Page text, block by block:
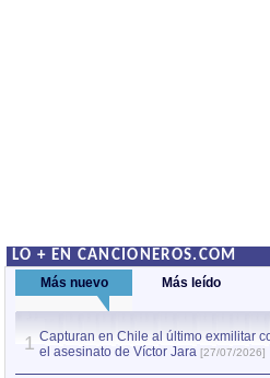
LO + EN CANCIONEROS.COM
Más nuevo Más leído
1 Capturan en Chile al último exmilitar
el asesinato de Víctor Jara [27/07/2026]